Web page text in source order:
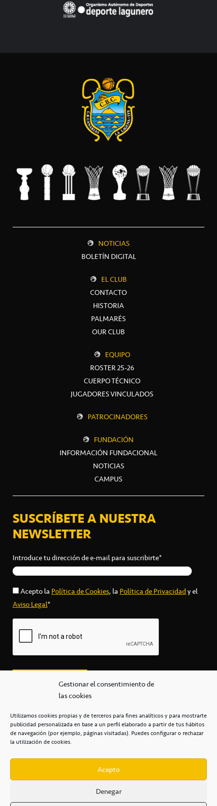
Gestionar el consentimiento de
las cookies
Utilizamos cookies propias y de terceros para fines analíticos y para mostrarte
publicidad personalizada en base a un perfil elaborado a partir de tus hábitos
de navegación (por ejemplo, páginas visitadas). Puedes configurar o rechazar
la utilización de cookies.
Acepto
Denegar
NOTICIAS
BOLETÍN DIGITAL
EL CLUB
CONTACTO
HISTORIA
PALMARÉS
OUR CLUB
EQUIPO
ROSTER 25-26
CUERPO TÉCNICO
JUGADORES VINCULADOS
PATROCINADORES
FUNDACIÓN
INFORMACIÓN FUNDACIONAL
NOTICIAS
CAMPUS
SUSCRÍBETE A NUESTRA
NEWSLETTER
Introduce tu dirección de e-mail para suscribirte*
Acepto laPolítica de Cookies, laPolítica de Privacidady el
Aviso Legal*
secretaria@cbcanarias.es
+34 922 253 684
Casa del Deporte / 38108 – La Laguna
POLÍTICA DE PRIVACIDAD / POLÍTICA DE COOKIES /